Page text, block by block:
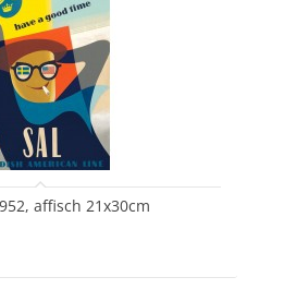
affisch 21x30cm